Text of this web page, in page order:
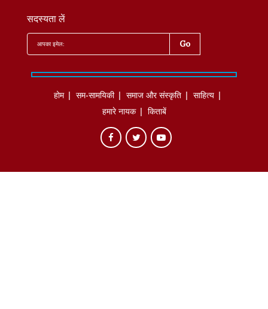
सदस्यता लें
होम सम-सामयिकी समाज और संस्कृति
साहित्‍य
हमारे नायक
किताबें